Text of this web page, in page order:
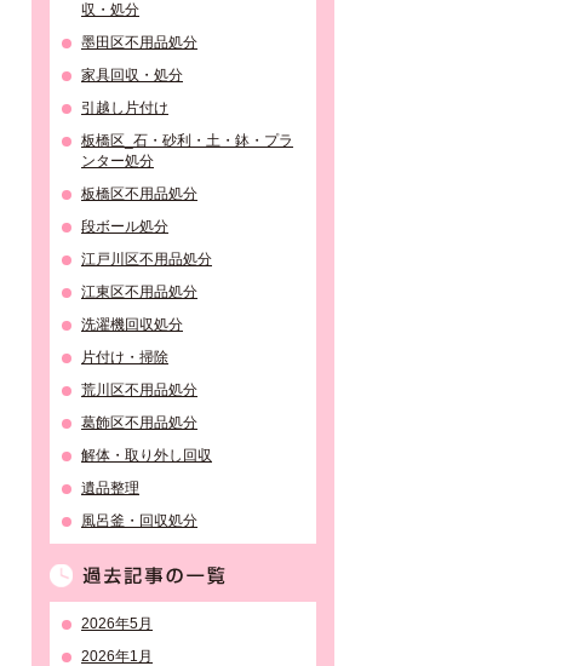
収・処分
墨田区不用品処分
家具回収・処分
引越し片付け
板橋区_石・砂利・土・鉢・プラ
ンター処分
板橋区不用品処分
段ボール処分
江戸川区不用品処分
江東区不用品処分
洗濯機回収処分
片付け・掃除
荒川区不用品処分
葛飾区不用品処分
解体・取り外し回収
遺品整理
風呂釜・回収処分
2026年5月
2026年1月